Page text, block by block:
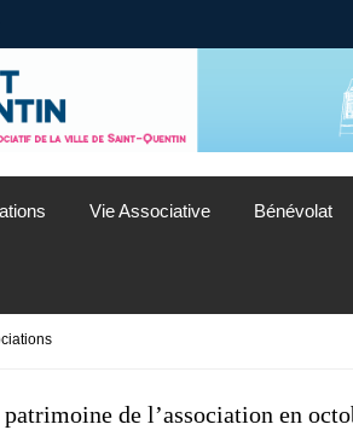
Vie Associative Bénévolat
de l’association en